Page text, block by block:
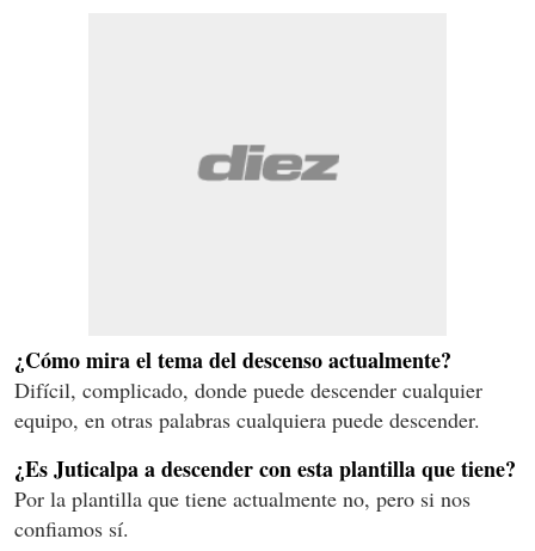
¿Cómo mira el tema del descenso actualmente?
Difícil, complicado, donde puede descender cualquier
equipo, en otras palabras cualquiera puede descender.
¿Es Juticalpa a descender con esta plantilla que tiene?
Por la plantilla que tiene actualmente no, pero si nos
confiamos sí.